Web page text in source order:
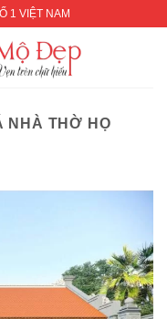
1 VIỆT NAM
NHÀ THỜ HỌ